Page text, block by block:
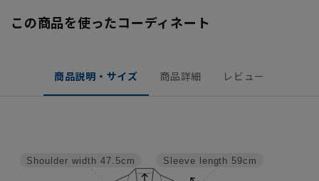
この商品を使ったコーディネート
商品説明・サイズ 商品詳細 レビュー
Sleeve length 59cm
Shoulder width 47.5cm